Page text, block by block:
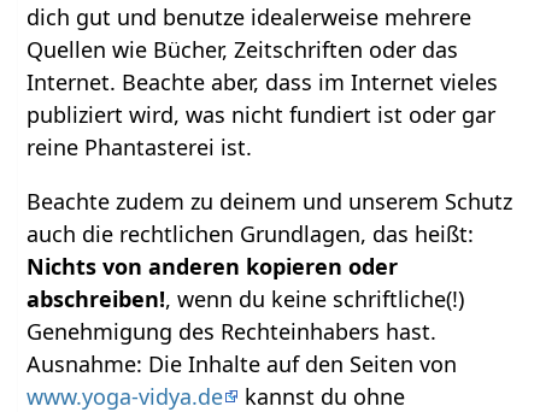
dich gut und benutze idealerweise mehrere
Quellen wie Bücher, Zeitschriften oder das
Internet. Beachte aber, dass im Internet vieles
publiziert wird, was nicht fundiert ist oder gar
reine Phantasterei ist.
Beachte zudem zu deinem und unserem Schutz
auch die rechtlichen Grundlagen, das heißt:
Nichts von anderen kopieren oder
abschreiben!, wenn du keine schriftliche(!)
Genehmigung des Rechteinhabers hast.
Ausnahme: Die Inhalte auf den Seiten von
www.yoga-vidya.de
kannst du ohne